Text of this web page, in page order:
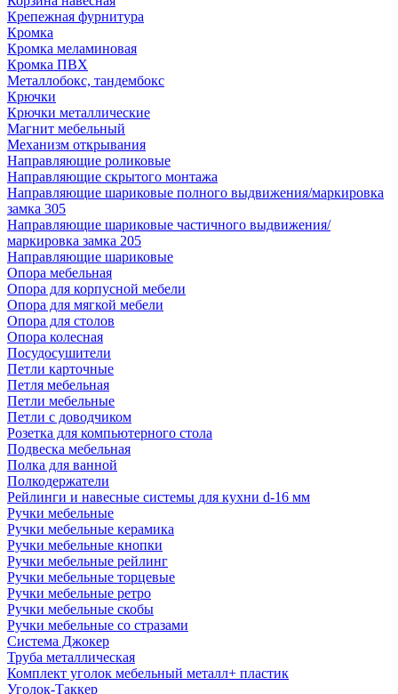
Крепежная фурнитура
Кромка
Кромка меламиновая
Кромка ПВХ
Металлобокс, тандембокс
Крючки
Крючки металлические
Магнит мебельный
Механизм открывания
Направляющие роликовые
Направляющие скрытого монтажа
Направляющие шариковые полного выдвижения/маркировка
замка 305
Направляющие шариковые частичного выдвижения/
маркировка замка 205
Направляющие шариковые
Опора мебельная
Опора для корпусной мебели
Опора для мягкой мебели
Опора для столов
Опора колесная
Посудосушители
Петли карточные
Петля мебельная
Петли мебельные
Петли с доводчиком
Розетка для компьютерного стола
Подвеска мебельная
Полка для ванной
Полкодержатели
Рейлинги и навесные системы для кухни d-16 мм
Ручки мебельные
Ручки мебельные керамика
Ручки мебельные кнопки
Ручки мебельные рейлинг
Ручки мебельные торцевые
Ручки мебельные ретро
Ручки мебельные скобы
Ручки мебельные со стразами
Система Джокер
Труба металлическая
Комплект уголок мебельный металл+ пластик
Уголок-Таккер